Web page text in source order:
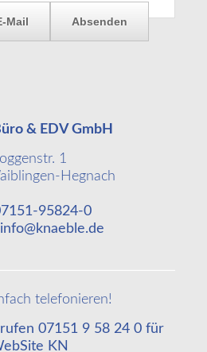
& EDV GmbH
1
Hegnach
95824-0
info@knaeble.de
telefonieren!